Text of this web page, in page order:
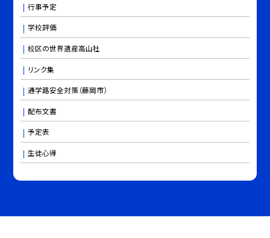
行事予定
学校評価
校区の世界遺産高山社
リンク集
通学路安全対策（藤岡市）
配布文書
予定表
生徒心得